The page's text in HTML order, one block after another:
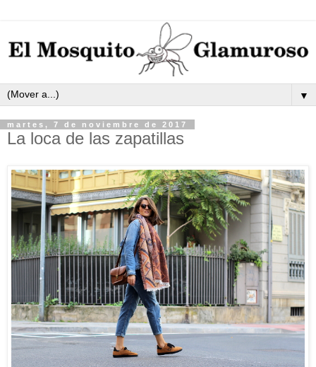
▼
martes, 7 de noviembre de 2017
La loca de las zapatillas